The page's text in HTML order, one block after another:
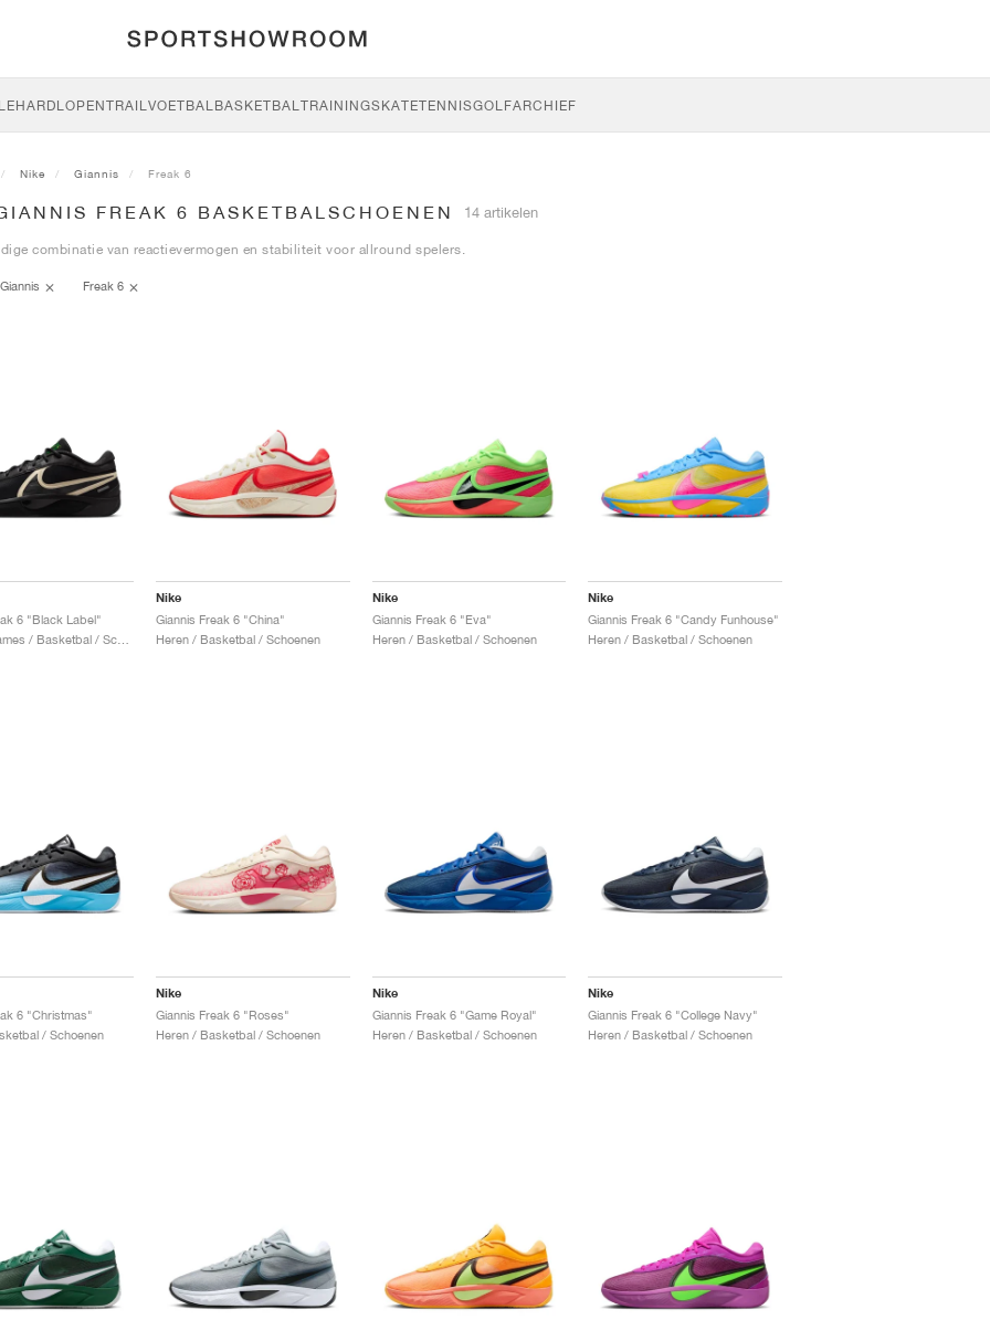
HARDLOPENTRAILVOETBALBASKETBALTRAININGSKATETENNISGOLFARCHIEF
Nike Giannis Freak 6
FREAK 6 BASKETBALSCHOENEN 14 artikelen
combinatie van reactievermogen en stabiliteit voor allround spelers.
Giannis Freak 6
6 "Black Label"
Nike
Giannis Freak 6 "China"
Heren / Basketbal / Schoenen
Nike
Giannis Freak 6 "Eva"
Heren / Basketbal / Schoenen
Nike
Giannis Freak 6 "Candy Funhouse"
Heren / Basketbal / Schoenen
6 "Christmas"
/ Schoenen
Nike
Giannis Freak 6 "Roses"
Heren / Basketbal / Schoenen
Nike
Giannis Freak 6 "Game Royal"
Heren / Basketbal / Schoenen
Nike
Giannis Freak 6 "College Navy"
Heren / Basketbal / Schoenen